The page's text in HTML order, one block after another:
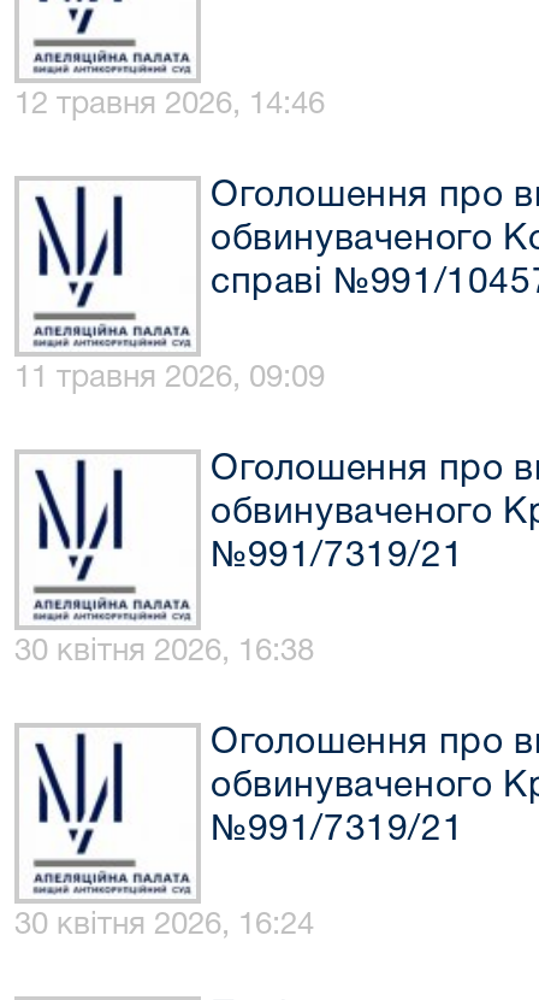
12 травня 2026, 14:46
Оголошення про
обвинуваченого
справі №991/
11 травня 2026, 09:09
Оголошення про
обвинуваченого
№991/7319/21
30 квітня 2026, 16:38
Оголошення про
обвинуваченого
№991/7319/21
30 квітня 2026, 16:24